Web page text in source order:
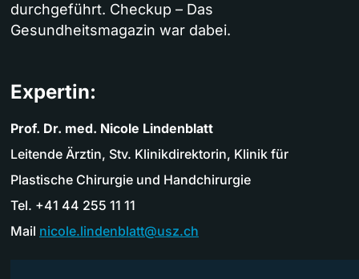
durchgeführt. Checkup – Das
Gesundheitsmagazin war dabei.
Expertin:
Prof. Dr. med. Nicole Lindenblatt
Leitende Ärztin, Stv. Klinikdirektorin, Klinik für
Plastische Chirurgie und Handchirurgie
Tel. +41 44 255 11 11
Mail nicole.lindenblatt@usz.ch